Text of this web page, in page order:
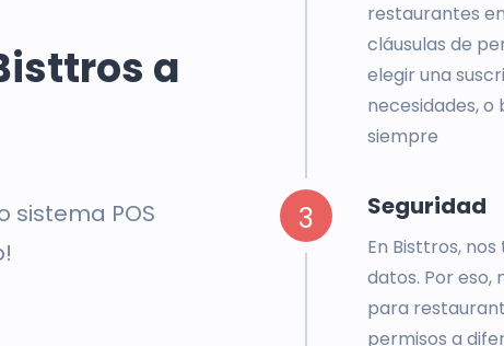
a
sistema POS
restaurantes
cláusulas de
elegir una
necesidades,
siempre
3 Seguridad
En Bisttros,
datos. Por
para
permisos a